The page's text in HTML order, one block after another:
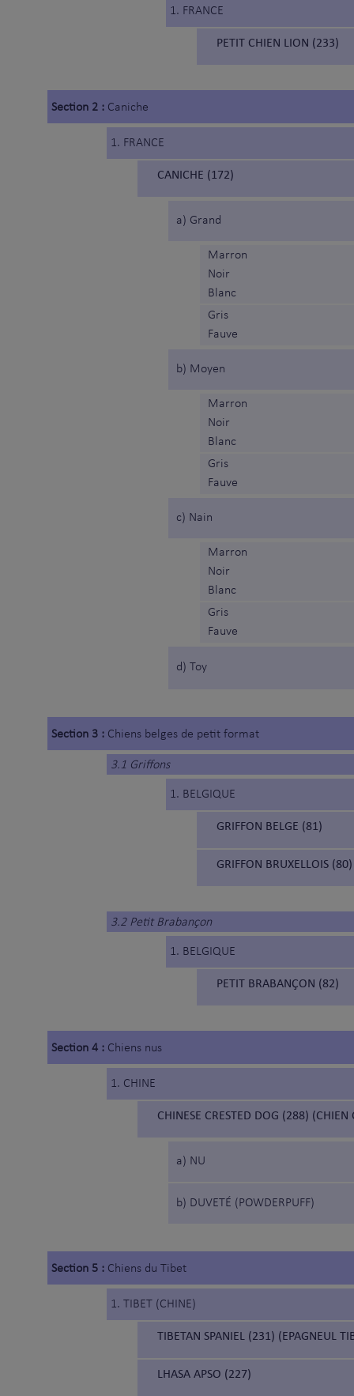
1. FRANCE
PETIT CHIEN LION (233)
Section 2 : Caniche
1. FRANCE
CANICHE (172)
a) Grand
Marron
Noir
Blanc
Gris
Fauve
b) Moyen
Marron
Noir
Blanc
Gris
Fauve
c) Nain
Marron
Noir
Blanc
Gris
Fauve
d) Toy
Section 3 : Chiens belges de petit format
3.1 Griffons
1. BELGIQUE
GRIFFON BELGE (81)
GRIFFON BRUXELLOIS (80)
3.2 Petit Brabançon
1. BELGIQUE
PETIT BRABANÇON (82)
Section 4 : Chiens nus
1. CHINE
CHINESE CRESTED DOG (288) (CHIEN
a) NU
b) DUVETÉ (POWDERPUFF)
Section 5 : Chiens du Tibet
1. TIBET (CHINE)
TIBETAN SPANIEL (231) (EPAGNEUL
LHASA APSO (227)